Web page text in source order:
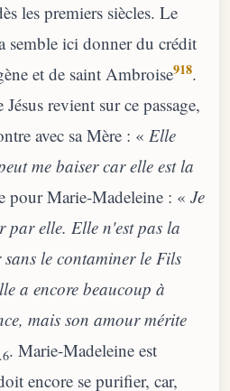
les premiers siècles. Le
semble ici donner du crédit
et de saint Ambroise918.
revient sur ce passage,
avec sa Mère : « Elle
me baiser car elle est la
pour Marie-Madeleine : « Je
par elle. Elle n'est pas la
le contaminer le Fils
a encore beaucoup à
mais son amour mérite
. Marie-Madeleine est
encore se purifier, car,